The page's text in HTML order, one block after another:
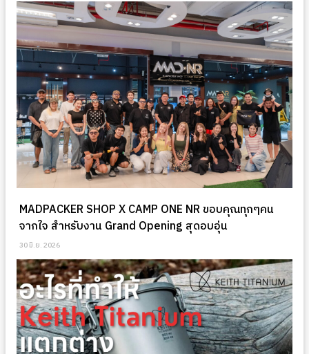
MADPACKER SHOP X CAMP ONE NR ขอบคุณทุกๆคน
จากใจ สำหรับงาน Grand Opening สุดอบอุ่น
30 มิ.ย. 2026